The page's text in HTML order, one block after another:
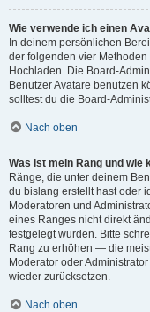
Wie verwende ich einen
In deinem persönlichen
der folgenden vier
Hochladen. Die Board-
Benutzer Avatare benutzen
solltest du die Board-
Nach oben
Was ist mein Rang und wie
Ränge, die unter deinem
du bislang erstellt hast oder
Moderatoren und
eines Ranges nicht direkt
festgelegt wurden. Bitte
Rang zu erhöhen — die
Moderator oder
wieder zurücksetzen.
Nach oben